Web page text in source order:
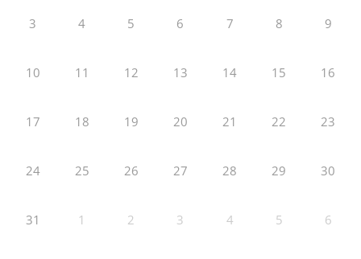
3 4 5 6 7 8 9
10 11 12 13 14 15 16
17 18 19 20 21 22 23
24 25 26 27 28 29 30
31 1 2 3 4 5 6